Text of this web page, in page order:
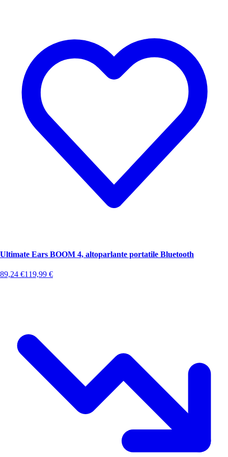
Ultimate Ears BOOM 4, altoparlante portatile Bluetooth
89,24 €119,99 €